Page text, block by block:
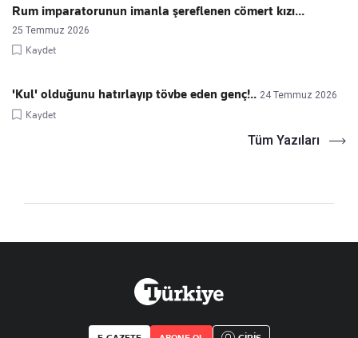
Rum imparatorunun imanla şereflenen cömert kızı...
25 Temmuz 2026
Kaydet
'Kul' olduğunu hatırlayıp tövbe eden genç!.. 24 Temmuz 2026
Kaydet
Tüm Yazıları